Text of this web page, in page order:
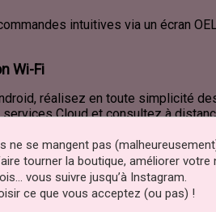
intuitives via un écran
Wi-Fi
réalisez en toute simplicité
Cloud et consultez à
dont vous imprimez, copiez et
ne se mangent pas
tourner la boutique, améliorer
vous suivre jusqu’à Instagram.
ce que vous acceptez (ou pas) !